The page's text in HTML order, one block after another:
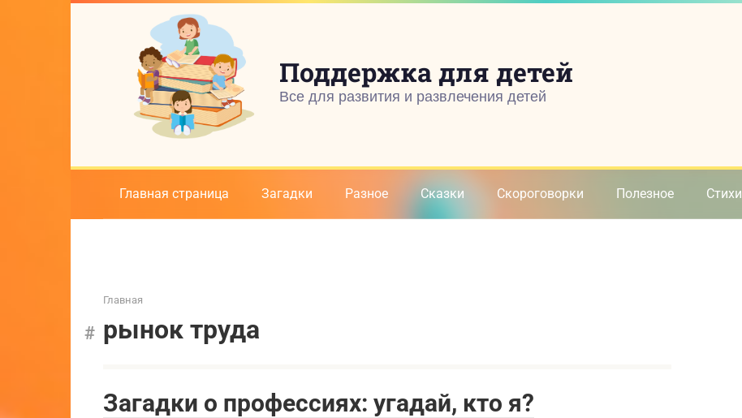
Поддержка для детей
Все для развития и развлечения детей
Главная страница Загадки Разное Сказки Скороговорки Полезное Стихи
Главная
рынок труда
Загадки о профессиях: угадай, кто я?